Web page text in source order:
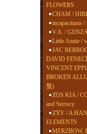
FLOWERS
CHAM / HIBI
incapacitants
V.A. /
Little Annie /
JAC
DAVID
VINCENT
BROKEN
盤)
ZOS KIA /
and Secrecy
Z'EV / A
ELEMENTS
MERZBOW,